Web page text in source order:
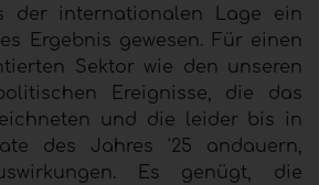
der internationalen Lage ein
Ergebnis gewesen. Für einen
Sektor wie den unseren
Ereignisse, die das
und die leider bis in
des Jahres '25 andauern,
Es genügt, die